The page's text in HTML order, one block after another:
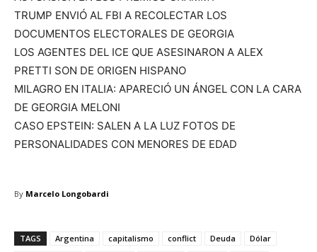
TRUMP ENVIÓ AL FBI A RECOLECTAR LOS
DOCUMENTOS ELECTORALES DE GEORGIA
LOS AGENTES DEL ICE QUE ASESINARON A ALEX
PRETTI SON DE ORIGEN HISPANO
MILAGRO EN ITALIA: APARECIÓ UN ÁNGEL CON LA CARA
DE GEORGIA MELONI
CASO EPSTEIN: SALEN A LA LUZ FOTOS DE
PERSONALIDADES CON MENORES DE EDAD
By Marcelo Longobardi
TAGS Argentina capitalismo conflict Deuda
Dólar